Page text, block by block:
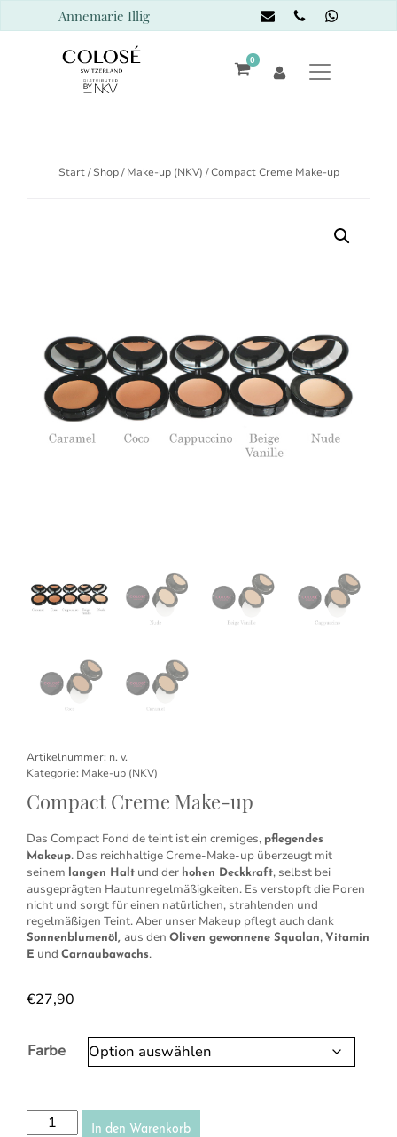
Annemarie Illig
0
Start/Shop/Make-up (NKV) / Compact Creme Make-up
Artikelnummer: n. v.
Kategorie: Make-up (NKV)
Compact Creme Make-up
Das Compact Fond de teint ist ein cremiges, pflegendes
Makeup. Das reichhaltige Creme-Make-up überzeugt mit
seinem
langen Halt und der hohen Deckkraft, selbst bei
ausgeprägten Hautunregelmäßigkeiten. Es verstopft die Poren
nicht und sorgt für einen natürlichen, strahlenden und
regelmäßigen Teint.Aber unser Makeup pflegt auch dank
Sonnenblumenöl, aus den Oliven gewonnene Squalan, Vitamin
E und Carnaubawachs.
€27,90
Farbe
Compact Creme Make-up Menge
In den Warenkorb